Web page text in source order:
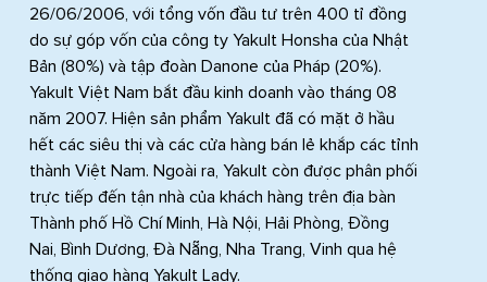
26/06/2006, với tổng vốn đầu tư trên 400 tỉ đồng
do sự góp vốn của công ty Yakult Honsha của Nhật
Bản (80%) và tập đoàn Danone của Pháp (20%).
Yakult Việt Nam bắt đầu kinh doanh vào tháng 08
năm 2007. Hiện sản phẩm Yakult đã có mặt ở hầu
hết các siêu thị và các cửa hàng bán lẻ khắp các tỉnh
thành Việt Nam. Ngoài ra, Yakult còn được phân phối
trực tiếp đến tận nhà của khách hàng trên địa bàn
Thành phố Hồ Chí Minh, Hà Nội, Hải Phòng, Đồng
Nai, Bình Dương, Đà Nẵng, Nha Trang, Vinh qua hệ
thống giao hàng Yakult Lady.